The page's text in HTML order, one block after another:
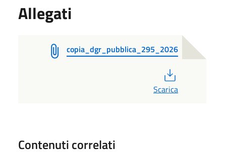
Allegati
copia_dgr_pubblica_295_2026
Scarica
Contenuti correlati